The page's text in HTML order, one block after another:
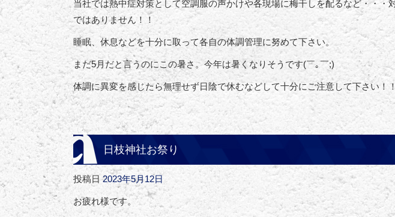
当社では熱中症対策として空調服の声かけや各現場に梅干しを配るなど・・・
ではありません！！
睡眠、休息などを十分に取って各自の体調管理に努めて下さい。
まだ5月だと言うのにこの暑さ。今年は暑くなりそうです(￣｡￣;)
体調に異変を感じたら無理せず日陰で休むなどして十分にご注意して下さい！
日枝神社お祭り
投稿日 2023年5月12日
お疲れ様です。